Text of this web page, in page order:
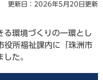
更新日：2026年5月20日更新
環境づくりの一環とし
役所福祉課内に「珠洲市
た。